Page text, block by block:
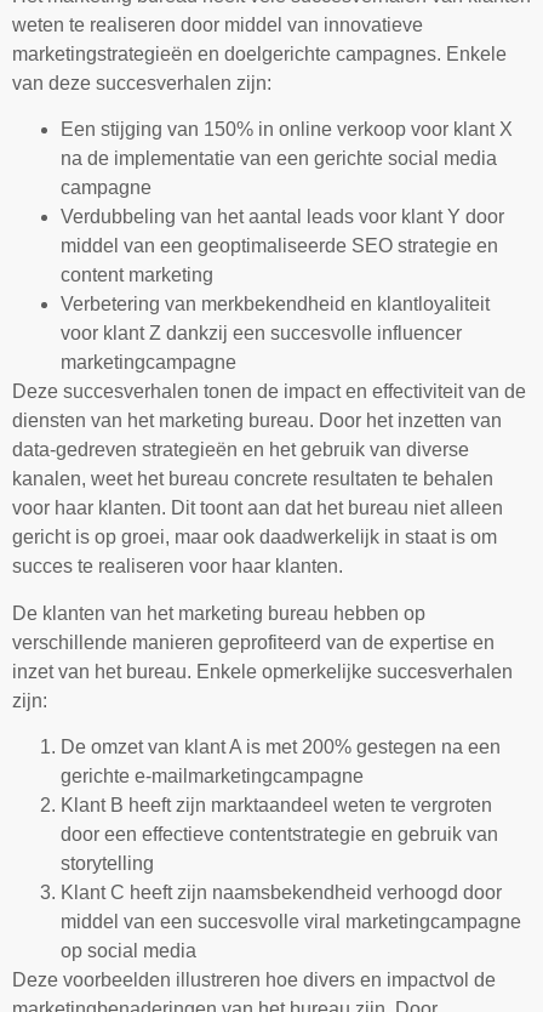
weten te realiseren door middel van innovatieve
marketingstrategieën en doelgerichte campagnes. Enkele
van deze succesverhalen zijn:
Een stijging van 150% in online verkoop voor klant X
na de implementatie van een gerichte social media
campagne
Verdubbeling van het aantal leads voor klant Y door
middel van een geoptimaliseerde SEO strategie en
content marketing
Verbetering van merkbekendheid en klantloyaliteit
voor klant Z dankzij een succesvolle influencer
marketingcampagne
Deze succesverhalen tonen de impact en effectiviteit van de
diensten van het marketing bureau. Door het inzetten van
data-gedreven strategieën en het gebruik van diverse
kanalen, weet het bureau concrete resultaten te behalen
voor haar klanten. Dit toont aan dat het bureau niet alleen
gericht is op groei, maar ook daadwerkelijk in staat is om
succes te realiseren voor haar klanten.
De klanten van het marketing bureau hebben op
verschillende manieren geprofiteerd van de expertise en
inzet van het bureau. Enkele opmerkelijke succesverhalen
zijn:
De omzet van klant A is met 200% gestegen na een
gerichte e-mailmarketingcampagne
Klant B heeft zijn marktaandeel weten te vergroten
door een effectieve contentstrategie en gebruik van
storytelling
Klant C heeft zijn naamsbekendheid verhoogd door
middel van een succesvolle viral marketingcampagne
op social media
Deze voorbeelden illustreren hoe divers en impactvol de